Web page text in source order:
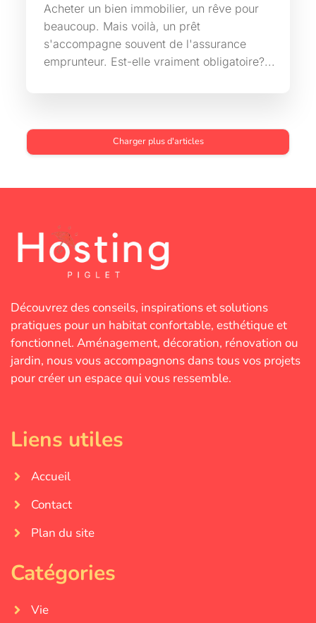
Acheter un bien immobilier, un rêve pour
beaucoup. Mais voilà, un prêt
s'accompagne souvent de l'assurance
emprunteur. Est-elle vraiment obligatoire?...
Charger plus d'articles
Découvrez des conseils, inspirations et solutions
pratiques pour un habitat confortable, esthétique et
fonctionnel. Aménagement, décoration, rénovation ou
jardin, nous vous accompagnons dans tous vos projets
pour créer un espace qui vous ressemble.
Liens utiles
Accueil
Contact
Plan du site
Catégories
Vie